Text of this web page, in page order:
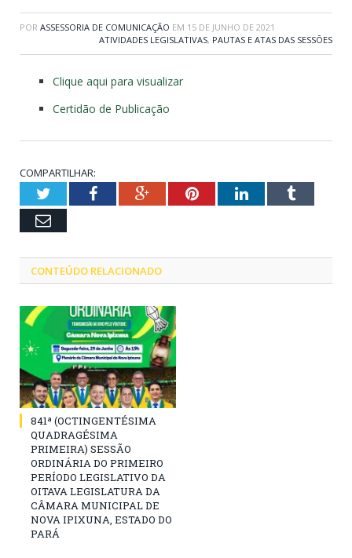
POR ASSESSORIA DE COMUNICAÇÃO EM 15 DE JUNHO DE 2021
ATIVIDADES LEGISLATIVAS, PAUTAS E ATAS DAS SESSÕES
Clique aqui para visualizar
Certidão de Publicação
COMPARTILHAR:
TwitterFacebookGoogle+PinterestLinkedInTumblr
Email
CONTEÚDO RELACIONADO
841ª (OCTINGENTÉSIMA
QUADRAGÉSIMA
PRIMEIRA) SESSÃO
ORDINÁRIA DO PRIMEIRO
PERÍODO LEGISLATIVO DA
OITAVA LEGISLATURA DA
CÂMARA MUNICIPAL DE
NOVA IPIXUNA, ESTADO DO
PARÁ